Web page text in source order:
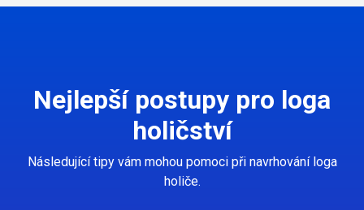
Nejlepší postupy pro loga
holičství
Následující tipy vám mohou pomoci při navrhování loga
holiče.